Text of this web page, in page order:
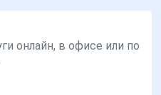
онлайн, в офисе или по